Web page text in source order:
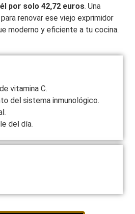
por solo 42,72 euros. Una
renovar ese viejo exprimidor
moderno y eficiente a tu cocina.
vitamina C.
del sistema inmunológico.
del día.